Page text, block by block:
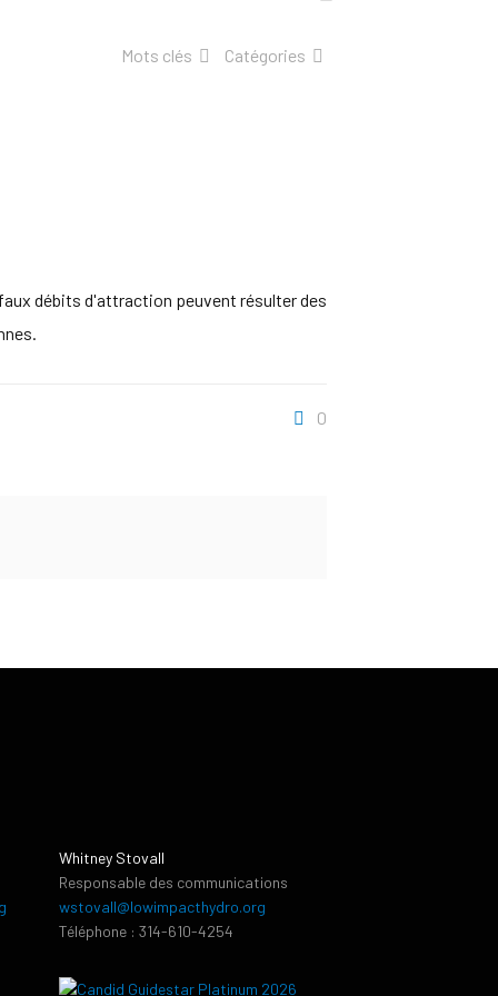
Catégories
Mots clés
débits d'attraction peuvent résulter des
0
Whitney Stovall
Responsable des communications
wstovall@lowimpacthydro.org
Téléphone : 314-610-4254